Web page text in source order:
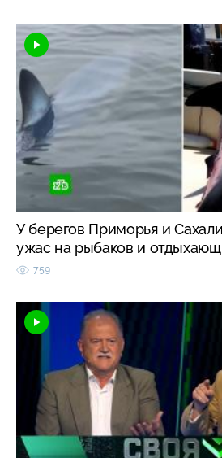
У берегов Приморья и
ужас на рыбаков и
759